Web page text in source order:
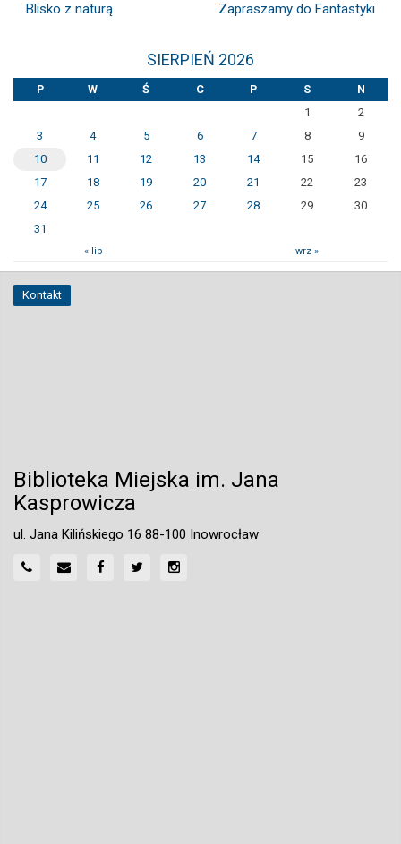
Blisko z naturą Zapraszamy do Fantastyki
SIERPIEŃ 2026
P W Ś C P S
N
1
2
3
4 5 6 7 8
9
10
11 12 13 14 15
16
17
18 19 20 21 22
23
24
25 26 27 28 29
30
31
« lip wrz »
Kontakt
Biblioteka Miejska im. Jana
Kasprowicza
ul. Jana Kilińskiego 16 88-100 Inowrocław